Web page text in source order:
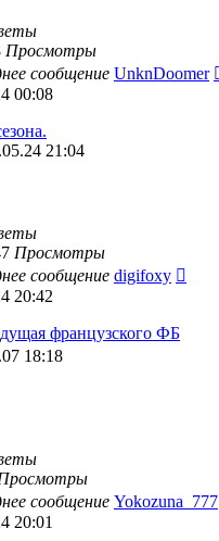
Просмотры
сообщение UnknDoomer
00:08
21:04
Просмотры
сообщение digifoxy
20:42
французского ФБ
18:18
сообщение Yokozuna_777
20:01